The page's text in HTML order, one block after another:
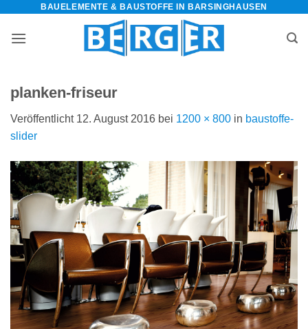
springen
BAUELEMENTE & BAUSTOFFE IN BARSINGHAUSEN
planken-friseur
Veröffentlicht 12. August 2016 bei 1200 × 800 in baustoffe-
slider
da/7396d191548d7bebea1ee96e2c08/